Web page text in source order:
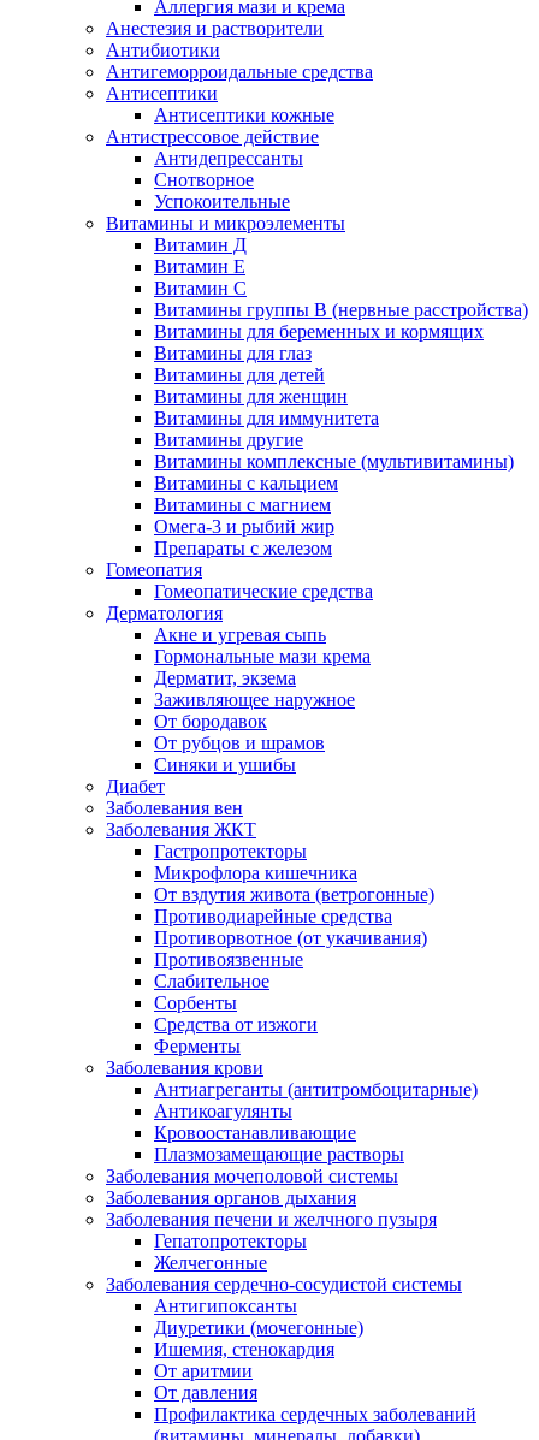
Аллергия мази и крема
Анестезия и растворители
Антибиотики
Антигеморроидальные средства
Антисептики
Антисептики кожные
Антистрессовое действие
Антидепрессанты
Снотворное
Успокоительные
Витамины и микроэлементы
Витамин Д
Витамин Е
Витамин С
Витамины группы В (нервные расстройства)
Витамины для беременных и кормящих
Витамины для глаз
Витамины для детей
Витамины для женщин
Витамины для иммунитета
Витамины другие
Витамины комплексные (мультивитамины)
Витамины с кальцием
Витамины с магнием
Омега-3 и рыбий жир
Препараты с железом
Гомеопатия
Гомеопатические средства
Дерматология
Акне и угревая сыпь
Гормональные мази крема
Дерматит, экзема
Заживляющее наружное
От бородавок
От рубцов и шрамов
Синяки и ушибы
Диабет
Заболевания вен
Заболевания ЖКТ
Гастропротекторы
Микрофлора кишечника
От вздутия живота (ветрогонные)
Противодиарейные средства
Противорвотное (от укачивания)
Противоязвенные
Слабительное
Сорбенты
Средства от изжоги
Ферменты
Заболевания крови
Антиагреганты (антитромбоцитарные)
Антикоагулянты
Кровоостанавливающие
Плазмозамещающие растворы
Заболевания мочеполовой системы
Заболевания органов дыхания
Заболевания печени и желчного пузыря
Гепатопротекторы
Желчегонные
Заболевания сердечно-сосудистой системы
Антигипоксанты
Диуретики (мочегонные)
Ишемия, стенокардия
От аритмии
От давления
Профилактика сердечных заболеваний
(витамины, минералы, добавки)